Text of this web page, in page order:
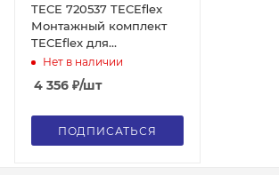
TECE 720537 TECEflex
Монтажный комплект
TECEflex для
подключения
радиатора с
настенными уголками
Нет в наличии
4 356 ₽/шт
ПОДПИСАТЬСЯ